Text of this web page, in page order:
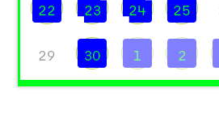
22 23 24 25
29 30 1 2